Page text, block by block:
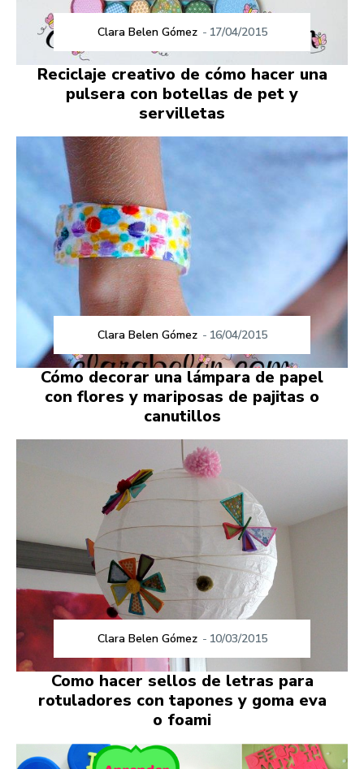
Clara Belen Gómez - 17/04/2015
Reciclaje creativo de cómo hacer una
pulsera con botellas de pet y
servilletas
Clara Belen Gómez - 16/04/2015
Cómo decorar una lámpara de papel
con flores y mariposas de pajitas o
canutillos
Clara Belen Gómez - 10/03/2015
Como hacer sellos de letras para
rotuladores con tapones y goma eva
o foami